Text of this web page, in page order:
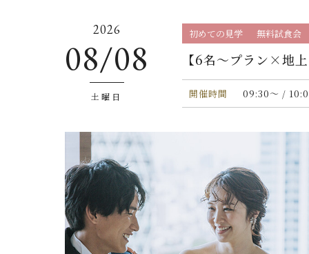
2026
08/08
土曜日
初めての見学 無料試食会
【6名〜プラン×地
開催時間 09:30〜 /